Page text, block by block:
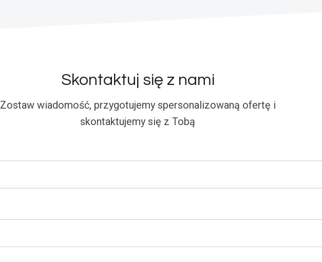
Skontaktuj się z nami
Zostaw wiadomość, przygotujemy spersonalizowaną ofertę i
skontaktujemy się z Tobą